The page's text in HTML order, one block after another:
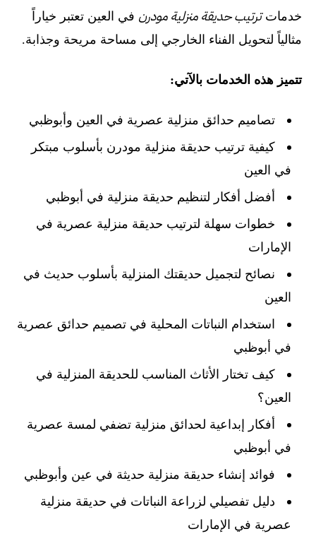
خدماتترتيب حديقة منزلية مودرن في العين تعتبر خياراً
مثالياً لتحويل الفناء الخارجي إلى مساحة مريحة وجذابة.
تتميز هذه الخدمات بالآتي:
تصاميم حدائق منزلية عصرية في العين وأبوظبي
كيفية ترتيب حديقة منزلية مودرن بأسلوب مبتكر
في العين
أفضل أفكار لتنظيم حديقة منزلية في أبوظبي
خطوات سهلة لترتيب حديقة منزلية عصرية في
الإمارات
نصائح لتجميل حديقتك المنزلية بأسلوب حديث في
العين
استخدام النباتات المحلية في تصميم حدائق عصرية
في أبوظبي
كيف تختار الأثاث المناسب للحديقة المنزلية في
العين؟
أفكار إبداعية لحدائق منزلية تضفي لمسة عصرية
في أبوظبي
فوائد إنشاء حديقة منزلية حديثة في عين وأبوظبي
دليل تفصيلي لزراعة النباتات في حديقة منزلية
عصرية في الإمارات